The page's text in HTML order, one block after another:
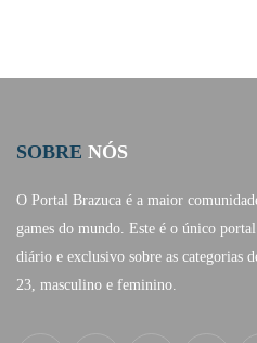
SOBRE NÓS
O Portal Brazuca é a maior
games do mundo. Este é o único
diário e exclusivo sobre as categorias
23, masculino e feminino.